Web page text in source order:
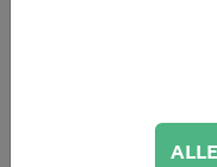
Publikationen